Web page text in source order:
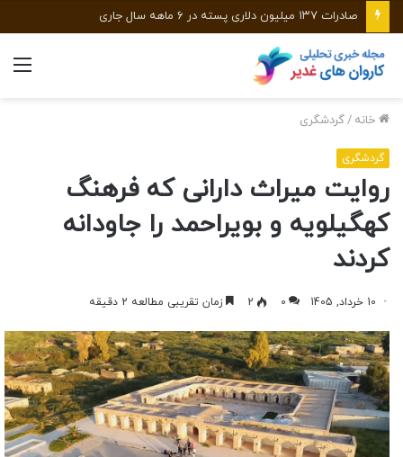
صادرات ۱۳۷ میلیون دلاری پسته در ۶ ماهه سال جاری
خانه /گردشگری
گردشگری
روایت میراث دارانی که فرهنگ
کهگیلویه و بویراحمد را جاودانه
کردند
10 خرداد, 1405 0
2 زمان تقریبی مطالعه 2 دقیقه